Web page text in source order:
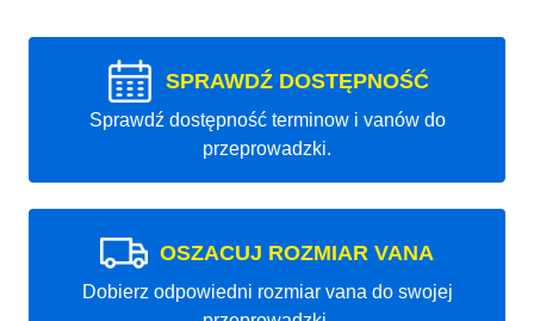
SPRAWDŹ DOSTĘPNOŚĆ
Sprawdź dostępność terminow i vanów do
przeprowadzki.
OSZACUJ ROZMIAR VANA
Dobierz odpowiedni rozmiar vana do swojej